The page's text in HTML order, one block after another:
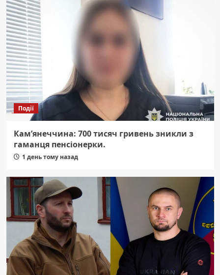
Події
Кам’янеччина: 700 тисяч гривень зникли з
гаманця пенсіонерки.
1 день тому назад